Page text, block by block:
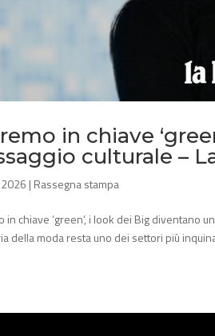
in chiave
culturale –
| Rassegna stampa
in chiave ‘green’, i look dei Big diventano
della moda resta uno dei settori più